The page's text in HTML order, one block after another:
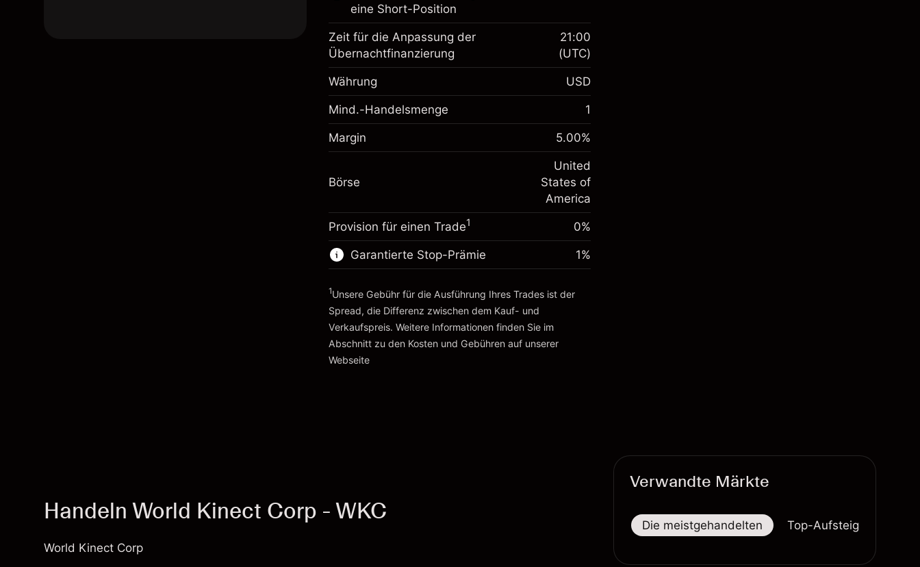
Margin. Ihre Investition
$1,000.00
Anpassung der
Übernachtfinanzierung
Gebühren aus fremdfinanzierten
Positionswert
-0.021568
Positionsgröße mit Hebelwirkung
Geld aus Hebelwirkung ~ $$19,000.00
Zur Plattform
eine Short-Position
Margin. Ihre Investition
$1,000.00
Positionswert
-0.000654
Positionsgröße mit Hebelwirkung
~$20,000.00
Geld aus Hebelwirkung ~ $$19,000.00
Zur Plattform
Zeit für die Anpassung der
Übernachtfinanzierung
21:00
(UTC)
Währung USD
Mind.-Handelsmenge 1
Margin 5.00%
Börse
United
States of
America
Provision für einen Trade1 0%
Garantierte Stop-Prämie
Kosten und Gebühren
1%
1Unsere Gebühr für die Ausführung Ihres Trades ist der
Spread, die Differenz zwischen dem Kauf- und
Verkaufspreis. Weitere Informationen finden Sie im
Abschnitt zu den Kosten und Gebühren auf unserer
Webseite
Handeln World Kinect Corp - WKC
World Kinect Corp
Verwandte Märkte
Die meistgehandelten Top-Aufsteiger